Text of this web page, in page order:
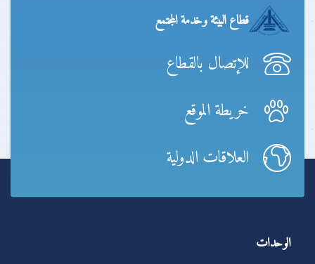
قطاع البيئة وخدمة المجتمع
للإتصال بالقطاع
خريطة الموقع
العلاقات الدولية
الوحدات